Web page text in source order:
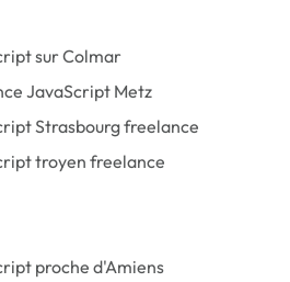
sur Colmar
JavaScript Metz
Strasbourg freelance
troyen freelance
proche d'Amiens